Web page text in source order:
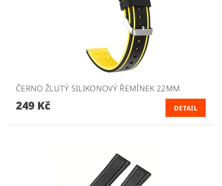
ČERNO ŽLUTÝ SILIKONOVÝ ŘEMÍNEK 22MM
249 Kč DETAIL